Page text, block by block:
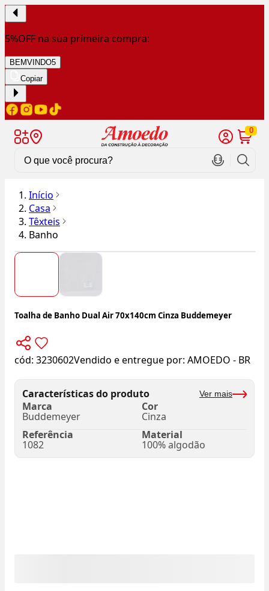
5%OFF na sua primeira compra:
BEMVINDO5
Copiar
0
Início
Casa
Têxteis
Banho
Toalha de Banho Dual Air 70x140cm Cinza Buddemeyer
cód: 3230602Vendido e entregue por: AMOEDO - BR
Características do produto Ver mais
Marca
Buddemeyer
Cor
Cinza
Referência
1082
Material
100% algodão